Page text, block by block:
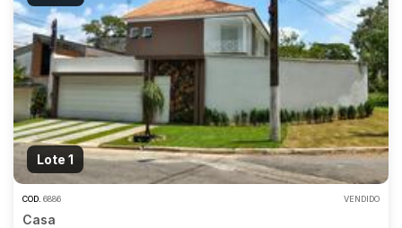
Lote 1
COD. 6886 VENDIDO
Casa